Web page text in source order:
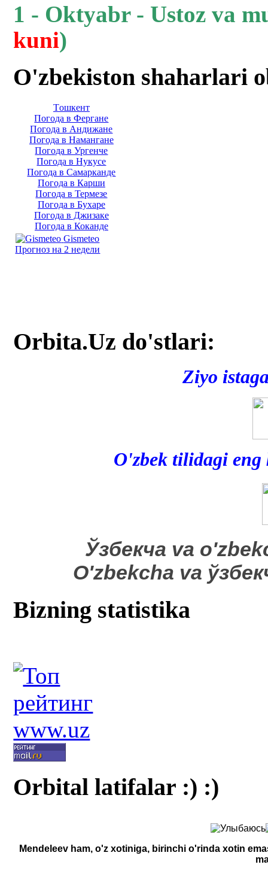
1 - Oktyabr - Ustoz va
kuni)
O'zbekiston shaharlari
Тoшкент
Погода в Фергане
Погода в Андижане
Погода в Намангане
Погода в Ургенче
Погода в Нукусе
Погода в Самарканде
Погода в Карши
Погода в Термезе
Погода в Бухаре
Погода в Джизаке
Погода в Коканде
Gismeteo
Прогноз на 2 недели
Orbita.Uz do'stlari:
Ziyo
O'zbek tilidagi
​Ўзбекча va
O'zbekcha va
Bizning statistika
Orbital latifalar :) :)
Mendeleev ham, o'z xotiniga, birinchi o'rinda xotin